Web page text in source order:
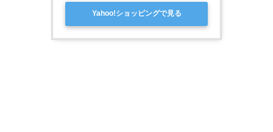
Yahoo!ショッピングで見る